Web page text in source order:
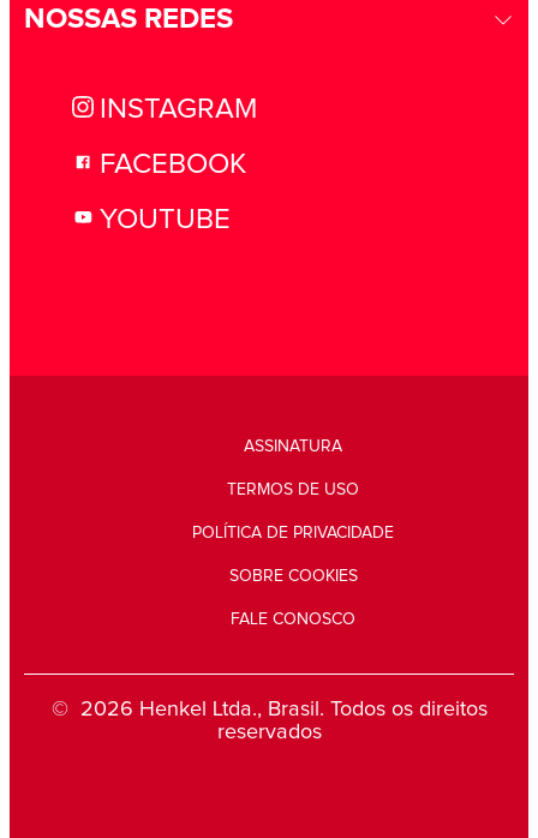
NOSSAS REDES
INSTAGRAM
FACEBOOK
YOUTUBE
ASSINATURA
TERMOS DE USO
POLÍTICA DE PRIVACIDADE
SOBRE COOKIES
FALE CONOSCO
© 2026 Henkel Ltda., Brasil. Todos os direitos
reservados